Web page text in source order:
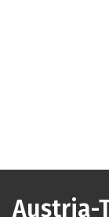
Austria-